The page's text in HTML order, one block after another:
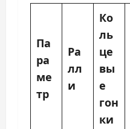
Па
ра
ме
тр
Ра
лл
и
Ко
ль
це
вы
е
гон
ки